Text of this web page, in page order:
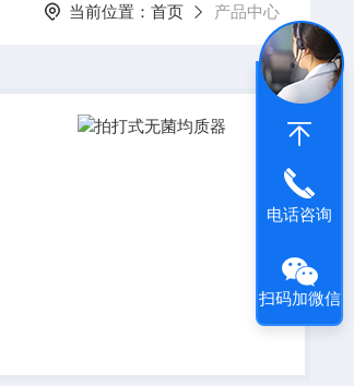
当前位置： 首页 产品中心
电话咨询
扫码加微信